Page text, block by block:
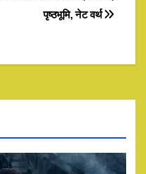
पृष्ठभूमि, नेट वर्थ